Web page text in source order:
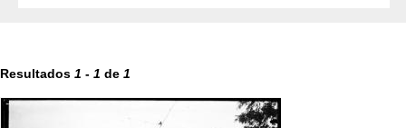
Resultados 1 - 1 de 1